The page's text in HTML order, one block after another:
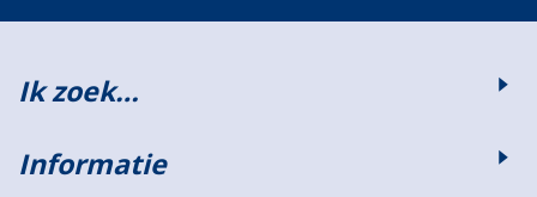
Ik zoek…
Informatie